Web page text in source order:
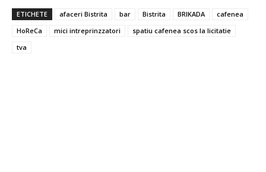
ETICHETE afaceri Bistrita bar Bistrita BRIKADA
cafenea
HoReCa
mici intreprinzzatori
spatiu cafenea scos la licitatie
tva